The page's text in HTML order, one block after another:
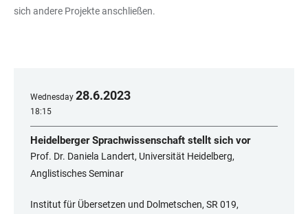
sich andere Projekte anschließen.
Wednesday 28.6.2023
18:15
Heidelberger Sprachwissenschaft stellt sich vor
Prof. Dr. Daniela Landert, Universität Heidelberg,
Anglistisches Seminar
Institut für Übersetzen und Dolmetschen, SR 019,